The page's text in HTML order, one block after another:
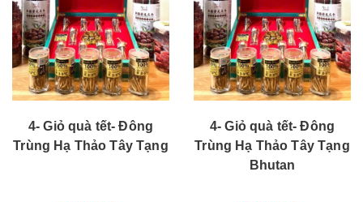
4- Giỏ quà tết- Đông
Trùng Hạ Thảo Tây Tạng
4- Giỏ quà tết- Đông
Trùng Hạ Thảo Tây Tạng
Bhutan